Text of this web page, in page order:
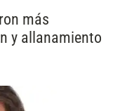
más
y allanamiento